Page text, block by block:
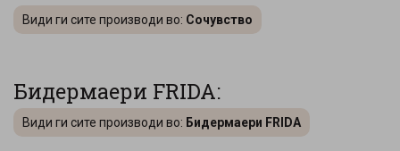
Види ги сите производи во: Сочувство
Бидермаери FRIDA:
Види ги сите производи во: Бидермаери FRIDA